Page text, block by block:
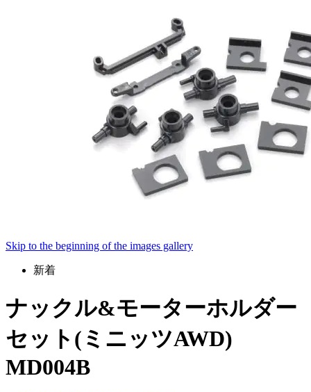
Skip to the beginning of the images gallery
新着
ナックル&モーターホルダー
セット(ミニッツAWD)
MD004B